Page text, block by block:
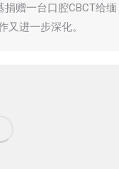
赠一台口腔CBCT给缅
又进一步深化。